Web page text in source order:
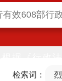
检索词：